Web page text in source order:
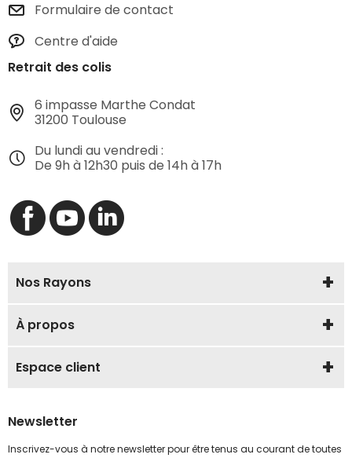
Formulaire de contact
Centre d'aide
Retrait des colis
6 impasse Marthe Condat
31200 Toulouse
Du lundi au vendredi :
De 9h à 12h30 puis de 14h à 17h
Nos Rayons
À propos
Espace client
Newsletter
Inscrivez-vous à notre newsletter pour être tenus au courant de toutes